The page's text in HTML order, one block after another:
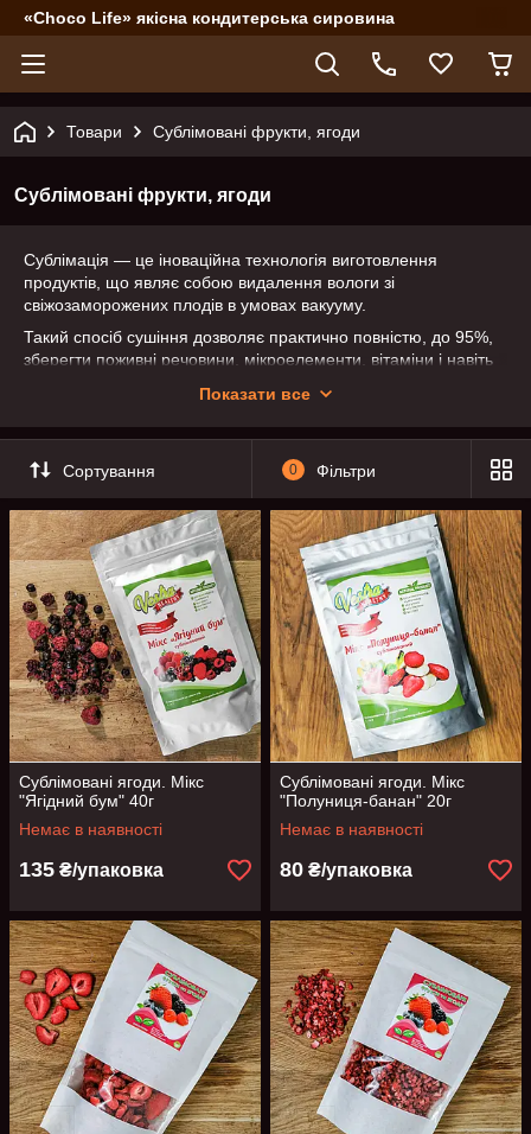
«Choco Life» якісна кондитерська сировина
Товари Сублімовані фрукти, ягоди
Сублімовані фрукти, ягоди
Сублімація — це іноваційна технологія виготовлення
продуктів, що являє собою видалення вологи зі
свіжозаморожених плодів в умовах вакууму.
Такий спосіб сушіння дозволяє практично повністю, до 95%,
зберегти поживні речовини, мікроелементи, вітаміни і навіть
жодних ароматизаторів, консервантів і барвників.
Використовуючи сублімовані фрукти в кулінарії можна не
турбуватися, про те, що вони можуть змінити консистенцію
маси. Сублімовані фрукти додадуть готовому десерту
природного кольору, смаку та аромату.
Показати все
Сортування 0 Фільтри
Сублімовані ягоди. Мікс
"Ягідний бум" 40г
Немає в наявності
135 ₴/упаковка
Сублімовані ягоди. Мікс
"Полуниця-банан" 20г
Немає в наявності
80 ₴/упаковка